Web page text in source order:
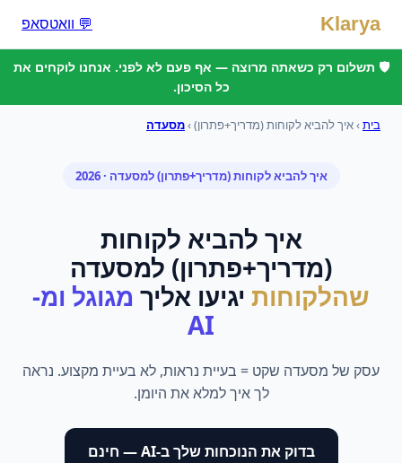
Klarya 💬 וואטסאפ
🛡️ תשלום רק כשאתה מרוצה — אף פעם לא לפני. אנחנו לוקחים את
כל הסיכון.
בית›איך להביא לקוחות (מדריך+פתרון)›מסעדה
איך להביא לקוחות (מדריך+פתרון)למסעדה · 2026
איך להביא לקוחות
(מדריך+פתרון) למסעדה
שהלקוחות יגיעו אליך מגוגל ומ-
AI
עסק של מסעדה שקט = בעיית נראות, לא בעיית מקצוע. נראה
לך איך למלא את היומן.
בדוק את הנוכחות שלך ב-AI — חינם